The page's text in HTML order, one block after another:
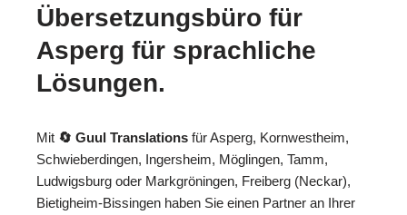
Übersetzungsbüro für
Asperg für sprachliche
Lösungen.
Mit 🔄 Guul Translations für Asperg, Kornwestheim,
Schwieberdingen, Ingersheim, Möglingen, Tamm,
Ludwigsburg oder Markgröningen, Freiberg (Neckar),
Bietigheim-Bissingen haben Sie einen Partner an Ihrer